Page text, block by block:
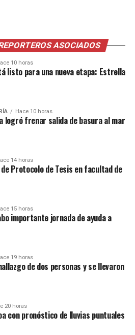
ASOCIADOS
10 horas
listo para una nueva etapa: Estrella
Hace 10 horas
logró frenar salida de basura al mar
14 horas
de Protocolo de Tesis en facultad de
15 horas
importante jornada de ayuda a
19 horas
de dos personas y se llevaron
20 horas
con pronóstico de lluvias puntuales